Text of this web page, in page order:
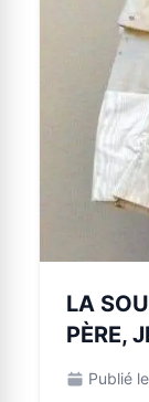
LA
PÈRE,
Publié